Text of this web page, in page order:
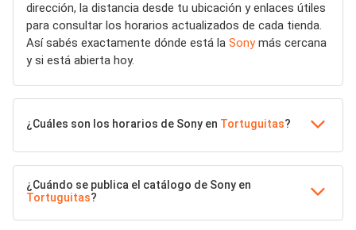
dirección, la distancia desde tu ubicación y enlaces útiles
para consultar los horarios actualizados de cada tienda.
Así sabés exactamente dónde está la Sonymás cercana
y si está abierta hoy.
¿Cuáles son los horarios de Sony en Tortuguitas?
¿Cuándo se publica el catálogo de Sony en
Tortuguitas?